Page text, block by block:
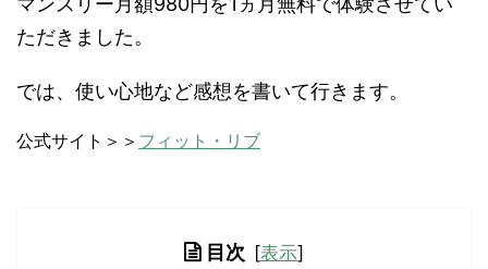
ただきました。
では、使い心地など感想を書いて行きます。
公式サイト＞＞ フィット・リブ
目次 [表示]